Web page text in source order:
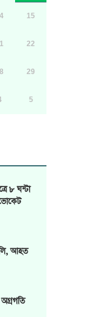
15
22
29
5
৮ ঘন্টা
আহত